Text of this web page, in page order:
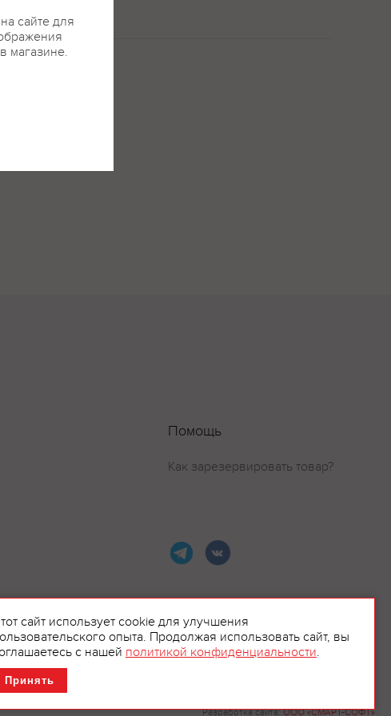
Разработка сайта:ООО «СМАРТ-СОФТ»
Помощь
Как зарезервировать товар?
рекламой.
сайт использует cookie для улучшения
опыта. Продолжая использовать сайт, вы
с нашей политикой конфиденциальности.
Принять
сайте для
магазине.